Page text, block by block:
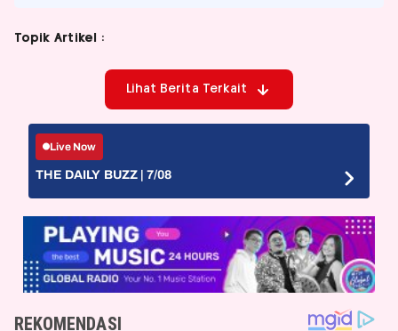
Topik Artikel :
Lihat Berita Terkait
Live Now
THE DAILY BUZZ | 7/08